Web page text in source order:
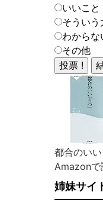
いいこと
そういう
わからな
その他
都合のい
Amazonで
姉妹サイ